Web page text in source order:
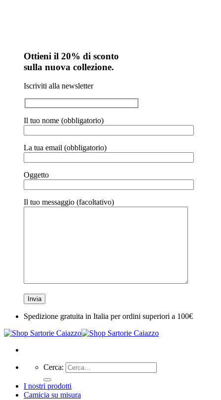
Ottieni il 20% di sconto
sulla nuova collezione.
Iscriviti alla newsletter
Il tuo nome (obbligatorio)
La tua email (obbligatorio)
Oggetto
Il tuo messaggio (facoltativo)
Spedizione gratuita in Italia per ordini superiori a 100€
Cerca:
I nostri prodotti
Camicia su misura